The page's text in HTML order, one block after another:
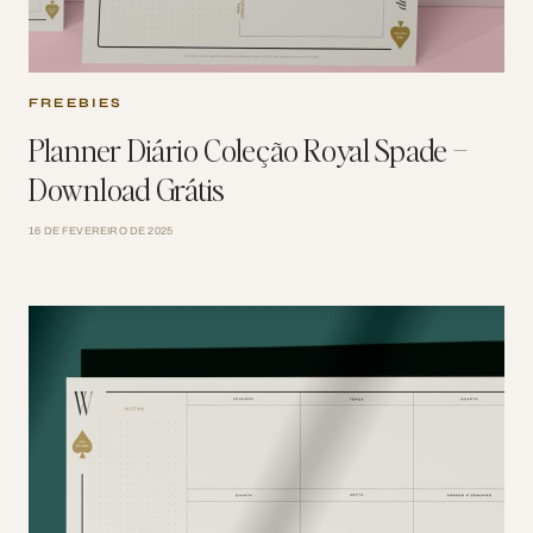
FREEBIES
Planner Diário Coleção Royal Spade –
Download Grátis
16 DE FEVEREIRO DE 2025